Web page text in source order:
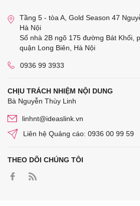
Tầng 5 - tòa A, Gold Season 47
Hà Nội
Số nhà 2B ngõ 175 đường Bát Khối,
quận Long Biên, Hà Nội
0936 99 3933
CHỊU TRÁCH NHIỆM NỘI DUNG
Bà Nguyễn Thùy Linh
linhnt@ideaslink.vn
Liên hệ Quảng cáo: 0936 00 99 59
THEO DÕI CHÚNG TÔI